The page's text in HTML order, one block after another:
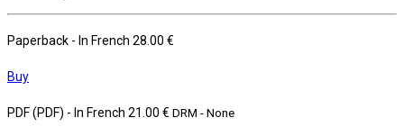
Paperback - In French 28.00 €
Buy
PDF (PDF) - In French 21.00 € DRM - None